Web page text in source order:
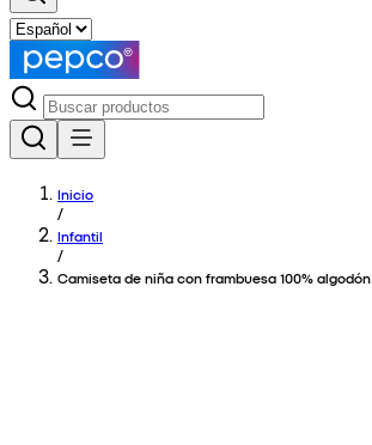
Inicio
/
Infantil
/
Camiseta de niña con frambuesa 100% algodón